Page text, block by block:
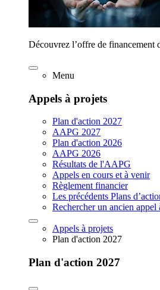
Découvrez l’offre de financement
Menu
Appels à projets
Plan d'action 2027
AAPG 2027
Plan d'action 2026
AAPG 2026
Résultats de l'AAPG
Appels en cours et à venir
Règlement financier
Les précédents Plans
Rechercher un ancien appel
Appels à projets
Plan d'action 2027
Plan d'action 2027